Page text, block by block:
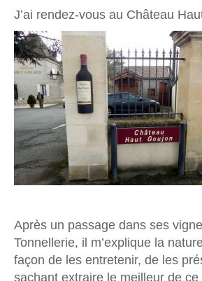
J’ai rendez-vous au Château
Après un passage dans ses
Tonnellerie, il m’explique la
façon de les entretenir, de les
sachant extraire le meilleur de ce